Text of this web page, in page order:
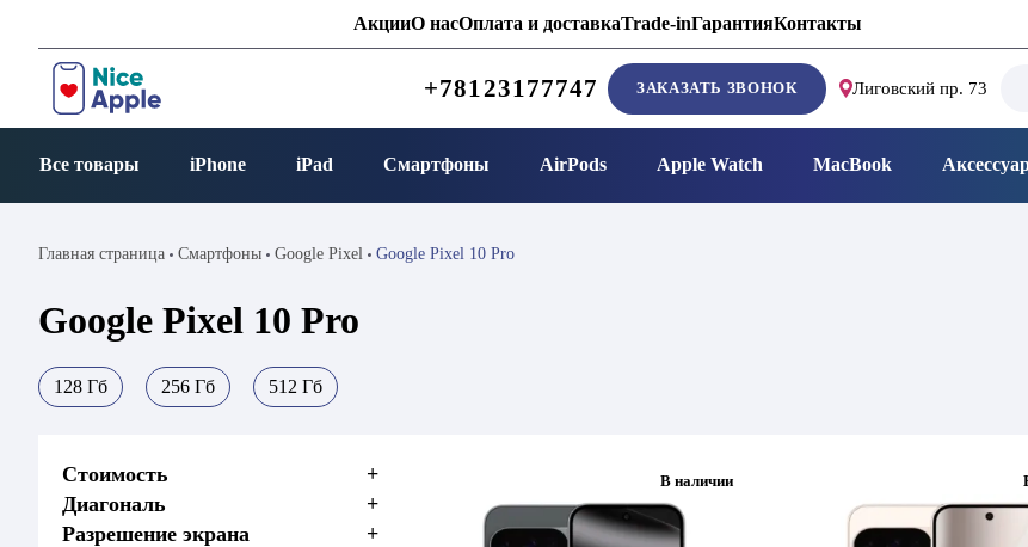
АкцииО насОплата и доставкаTrade-inГарантияКонтакты
+78123177747 ЗАКАЗАТЬ ЗВОНОК Лиговский пр. 73
Все товары iPhone iPad Смартфоны AirPods Apple Watch MacBook
Главная страница Смартфоны Google Pixel Google Pixel 10 Pro
Google Pixel 10 Pro
128 Гб 256 Гб 512 Гб
Стоимость
+
Диагональ
+
Разрешение экрана
+
В наличии